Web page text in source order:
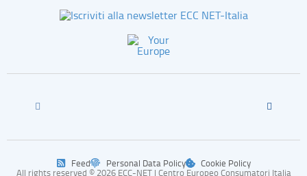
All rights reserved © 2026 ECC-NET | Centro Europeo Consumatori Italia
Feed Personal Data Policy Cookie Policy